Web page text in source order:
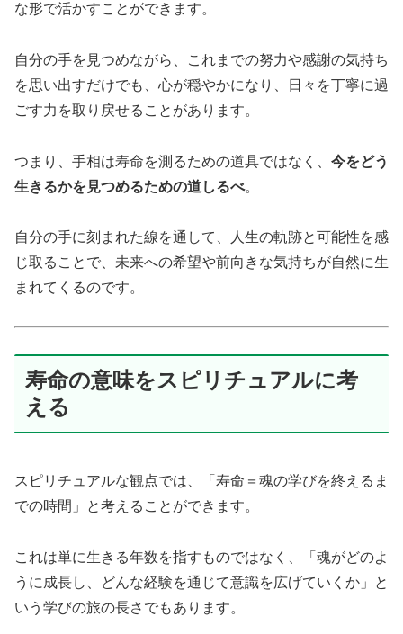
な形で活かすことができます。
自分の手を見つめながら、これまでの努力や感謝の気持ち
を思い出すだけでも、心が穏やかになり、日々を丁寧に過
ごす力を取り戻せることがあります。
つまり、手相は寿命を測るための道具ではなく、 今をどう
生きるかを見つめるための道しるべ。
自分の手に刻まれた線を通して、人生の軌跡と可能性を感
じ取ることで、未来への希望や前向きな気持ちが自然に生
まれてくるのです。
寿命の意味をスピリチュアルに考
える
スピリチュアルな観点では、「寿命＝魂の学びを終えるま
での時間」と考えることができます。
これは単に生きる年数を指すものではなく、「魂がどのよ
うに成長し、どんな経験を通じて意識を広げていくか」と
いう学びの旅の長さでもあります。